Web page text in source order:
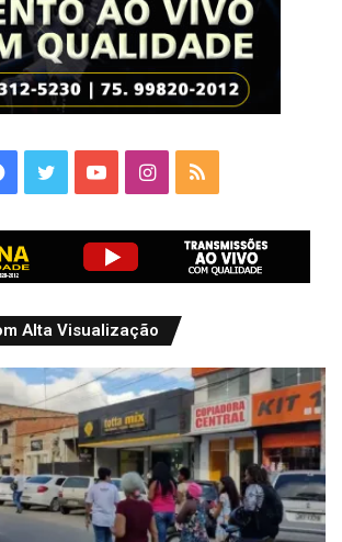
Facebook
TwitterYouTubeInstagram
RSS
Alta Visualização